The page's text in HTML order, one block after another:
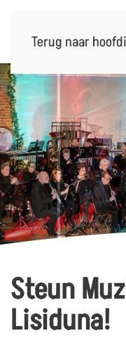
Terug naar
Steun
Lisiduna!